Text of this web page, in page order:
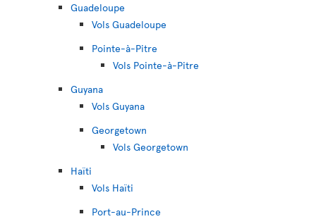
Guadeloupe
Vols Guadeloupe
Pointe-à-Pitre
Vols Pointe-à-Pitre
Guyana
Vols Guyana
Georgetown
Vols Georgetown
Haïti
Vols Haïti
Port-au-Prince